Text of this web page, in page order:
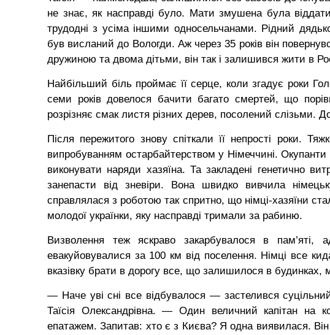
не знає, як насправді було. Мати змушена була
трудодні з усіма іншими односельчанами. Рідний
був висланий до Вологди. Аж через 35 років він
дружиною та двома дітьми, він так і залишився жити в
Найбільший біль проймає її серце, коли згадує роки
семи років довелося бачити багато смертей, що
розрізняє смак листя різних дерев, посолений слізьми.
Після пережитого знову спіткали її непрості роки.
випробуванням остарбайтерством у Німеччині.
виконувати наряди хазяїна. Та закладені генетично
занепасти від зневіри. Вона швидко вивчила
справлялася з роботою так спритно, що німці-хазяїни
молодої українки, яку насправді тримали за рабиню.
Визволення теж яскраво закарбувалося в
евакуйовувалися за 100 км від поселення. Німці все
вказівку брати в дорогу все, що залишилося в будинках,
— Наче уві сні все відбувалося — застелився
Таїсія Олександрівна. — Один величний капітан на
епатажем. Запитав: хто є з Києва? Я одна виявилася.